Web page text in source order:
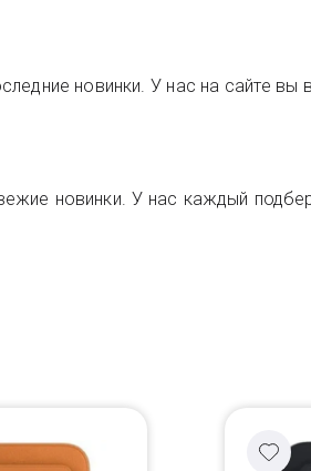
новинки. У нас на сайте
новинки. У нас каждый